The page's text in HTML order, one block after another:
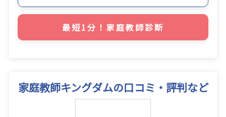
最短1分！家庭教師診断
家庭教師キングダムの口コミ・評判など